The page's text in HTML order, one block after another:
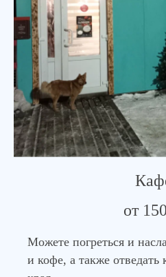
от
Можете погреться и
и кофе, а также отведать